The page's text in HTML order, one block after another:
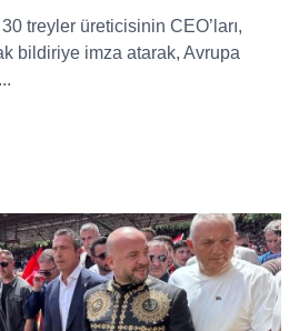
treyler üreticisinin CEO’ları,
bildiriye imza atarak, Avrupa